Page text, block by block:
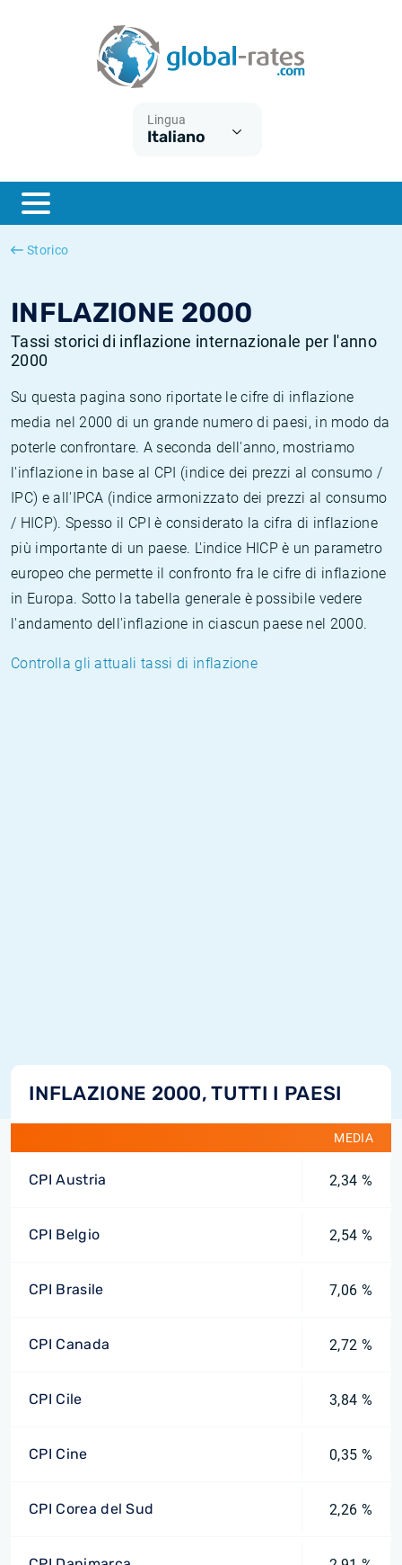
Lingua
Italiano
Storico
INFLAZIONE 2000
Tassi storici di inflazione internazionale per l'anno
2000
Su questa pagina sono riportate le cifre di inflazione
media nel 2000 di un grande numero di paesi, in modo da
poterle confrontare. A seconda dell'anno, mostriamo
l'inflazione in base al CPI (indice dei prezzi al consumo /
IPC) e all'IPCA (indice armonizzato dei prezzi al consumo
/ HICP). Spesso il CPI è considerato la cifra di inflazione
più importante di un paese. L'indice HICP è un parametro
europeo che permette il confronto fra le cifre di inflazione
in Europa. Sotto la tabella generale è possibile vedere
l'andamento dell'inflazione in ciascun paese nel 2000.
Controlla gli attuali tassi di inflazione
INFLAZIONE 2000, TUTTI I PAESI
MEDIA
CPI Austria 2,34 %
CPI Belgio 2,54 %
CPI Brasile 7,06 %
CPI Canada 2,72 %
CPI Cile 3,84 %
CPI Cine 0,35 %
CPI Corea del Sud 2,26 %
ESTER
SONIA
Cos'è l'inflazione CPI?
Cos'è l'inflazione HICP?
Inflazione Italia
Inflazione Stati Uniti
Tassi storici Euribor
Tassi storici di SONIA
Tassi storici di TONAR
Calcolatore dell’inflazione